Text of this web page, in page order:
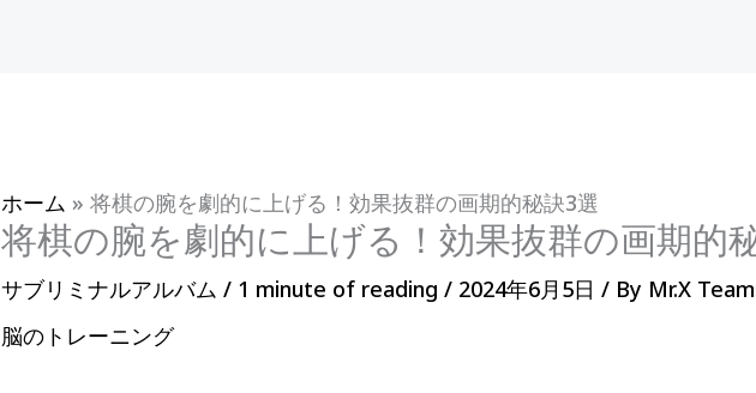
ホーム »将棋の腕を劇的に上げる！効果抜群の画期的秘訣3選
将棋の腕を劇的に上げる！効果抜群の画期的
サブリミナルアルバム / 1 minute of reading / 2024年6月5日/ By Mr.X
脳のトレーニング